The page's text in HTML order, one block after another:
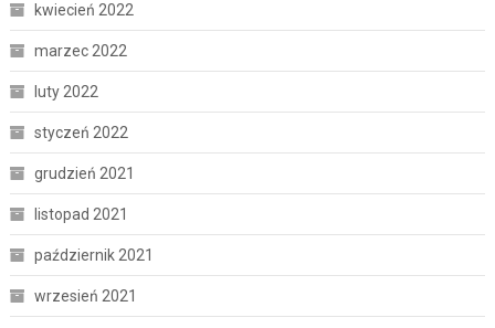
kwiecień 2022
marzec 2022
luty 2022
styczeń 2022
grudzień 2021
listopad 2021
październik 2021
wrzesień 2021